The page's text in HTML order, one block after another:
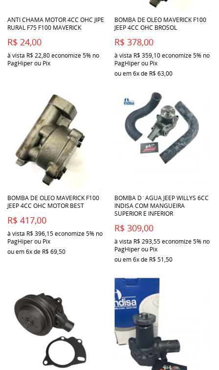
ANTI CHAMA MOTOR 4CC OHC JIPE
RURAL F75 F100 MAVERICK
R$ 24,00
à vista R$ 22,80economize5% no
PagHiper ou Pix
BOMBA DE OLEO MAVERICK F100
JEEP 4CC OHC BROSOL
R$ 378,00
à vista R$ 359,10economize5% no
PagHiper ou Pix
ou em6xde R$ 63,00
BOMBA DE OLEO MAVERICK F100
JEEP 4CC OHC MOTOR BEST
R$ 417,00
à vista R$ 396,15economize5% no
PagHiper ou Pix
ou em6xde R$ 69,50
BOMBA D´AGUA JEEP WILLYS 6CC
INDISA COM MANGUEIRA
SUPERIOR E INFERIOR
R$ 309,00
à vista R$ 293,55economize5% no
PagHiper ou Pix
ou em6xde R$ 51,50